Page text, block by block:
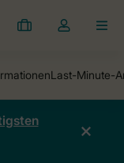
Meine
Dropdown-
öffnen